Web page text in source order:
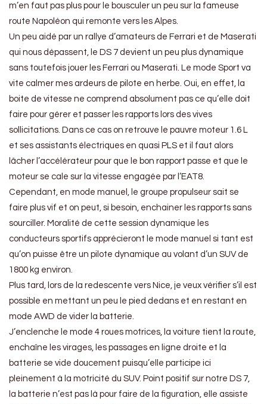
m’en faut pas plus pour le bousculer un peu sur la fameuse
route Napoléon qui remonte vers les Alpes.
Un peu aidé par un rallye d’amateurs de Ferrari et de Maserati
qui nous dépassent, le DS 7 devient un peu plus dynamique
sans toutefois jouer les Ferrari ou Maserati. Le mode Sport va
vite calmer mes ardeurs de pilote en herbe. Oui, en effet, la
boite de vitesse ne comprend absolument pas ce qu’elle doit
faire pour gérer et passer les rapports lors des vives
sollicitations. Dans ce cas on retrouve le pauvre moteur 1.6 L
et ses assistants électriques en quasi PLS et il faut alors
lâcher l’accélérateur pour que le bon rapport passe et que le
moteur se cale sur la vitesse engagée par l’EAT8.
Cependant, en mode manuel, le groupe propulseur sait se
faire plus vif et on peut, si besoin, enchainer les rapports sans
sourciller. Moralité de cette session dynamique les
conducteurs sportifs apprécieront le mode manuel si tant est
qu’on puisse être un pilote dynamique au volant d’un SUV de
1800 kg environ.
Plus tard, lors de la redescente vers Nice, je veux vérifier s’il est
possible en mettant un peu le pied dedans et en restant en
mode AWD de vider la batterie.
J’enclenche le mode 4 roues motrices, la voiture tient la route,
enchaîne les virages, les passages en ligne droite et la
batterie se vide doucement puisqu’elle participe ici
pleinement à la motricité du SUV. Point positif sur notre DS 7,
la batterie n’est pas là pour faire de la figuration, elle assiste